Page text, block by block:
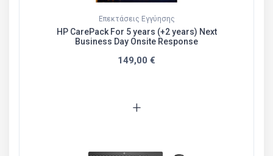
Επεκτάσεις Εγγύησης
HP CarePack For 5 years (+2 years) Next
Business Day Onsite Response
149,00 €
+